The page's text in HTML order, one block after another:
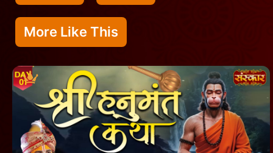
More Like This